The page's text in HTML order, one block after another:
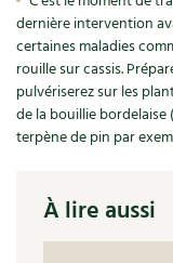
Soins et
Société et
Protéger la nature
dernière intervention
certaines maladies
rouille sur cassis.
pulvériserez sur les
de la bouillie bordelaise
terpène de pin par
À lire aussi